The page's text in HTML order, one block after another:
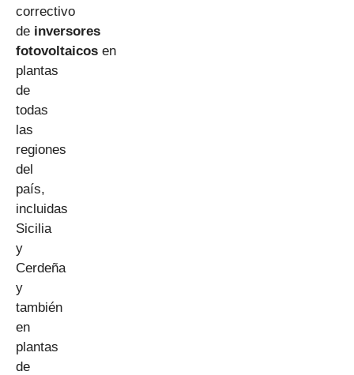
correctivo
de inversores
fotovoltaicos en
plantas
de
todas
las
regiones
del
país,
incluidas
Sicilia
y
Cerdeña
y
también
en
plantas
de